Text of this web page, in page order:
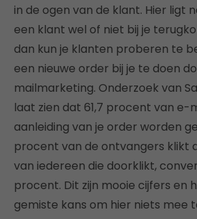
in de ogen van de klant. Hier ligt
een klant wel of niet bij je
dan kun je klanten proberen te
een nieuwe order bij je te doen
mailmarketing. Onderzoek van
laat zien dat 61,7 procent van e-
aanleiding van je order worden
procent van de ontvangers klikt
van iedereen die doorklikt,
procent. Dit zijn mooie cijfers en
gemiste kans om hier niets mee